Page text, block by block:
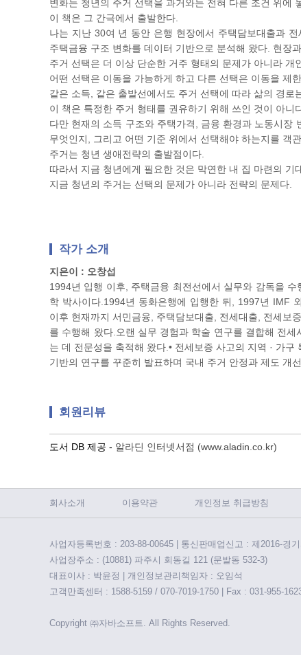
변화는 청년의 주거 선택을 과거와는 전혀 다른 조건 위에
이 책은 그 간극에서 출발한다.
나는 지난 30여 년 동안 은행 현장에서 주택담보대출과
주택금융 구조 변화를 데이터 기반으로 분석해 왔다. 현장
주거 선택은 더 이상 단순한 거주 형태의 문제가 아니라 개
어떤 선택은 이동을 가능하게 하고 다른 선택은 이동을 제
같은 소득, 같은 출발선에서도 주거 선택에 따라 삶의 경로
이 책은 특정한 주거 형태를 권유하기 위해 쓰인 것이 아
다만 현재의 소득 구조와 주택가격, 금융 환경과 노동시
무엇인지, 그리고 어떤 기준 위에서 선택해야 하는지를 객
주거는 청년 생애전략의 출발점이다.
따라서 지금 청년에게 필요한 것은 막연한 내 집 마련의
지금 청년의 주거는 선택의 문제가 아니라 전략의 문제다.
작가 소개
지은이 : 오창섭
1994년 입행 이후, 주택금융 최전선에서 실무와 감독을
학 박사이다.1994년 동화은행에 입행한 뒤, 1997년 IMF
이후 현재까지 서민금융, 주택담보대출, 전세대출, 전세보
를 수행해 왔다.오랜 실무 경험과 학술 연구를 결합해 전
는 데 전문성을 축적해 왔다.• 전세보증 사고의 지역 · 가
기반의 연구를 꾸준히 발표하며 국내 주거 안정과 제도 개
회원리뷰
도서 DB 제공 - 알라딘 인터넷서점 (www.aladin.co.kr)
회사소개 이용약관 개인정보 취급방침
사업자등록번호 : 203-88-00645 | 통신판매업신고 : 제2016-경
사업장주소 : (10881) 파주시 회동길 121 (문발동 532-3)
대표이사 : 박윤정 | 개인정보관리책임자 : 오임석
고객만족센터 : 1588-5159 / 070-7019-1750 | Fax : 031-955-
Copyright ㈜자바소프트. All Rights Reserved.